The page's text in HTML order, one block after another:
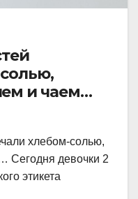
и чаем…
хлебом-солью,
Сегодня девочки 2
этикета